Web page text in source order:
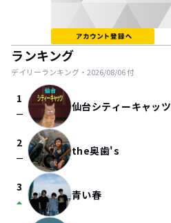
ランキング
デイリーランキング・ 2026/08/06付
1
check_indeterminate_small 仙台シティーキャッツ
2
check_indeterminate_small the奥歯's
3
arrow_drop_up 青い春